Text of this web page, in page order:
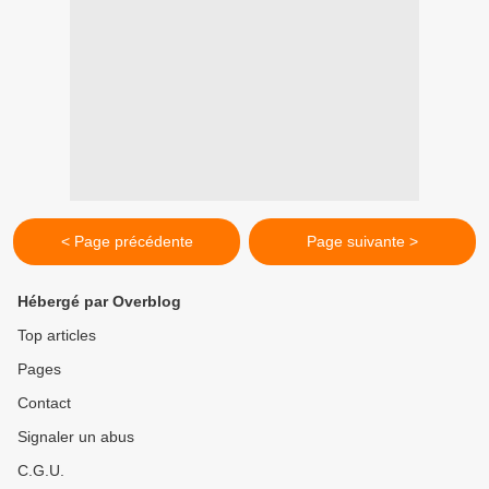
< Page précédente Page suivante >
Hébergé par Overblog
Top articles
Pages
Contact
Signaler un abus
C.G.U.